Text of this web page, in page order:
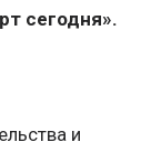
сегодня».
и